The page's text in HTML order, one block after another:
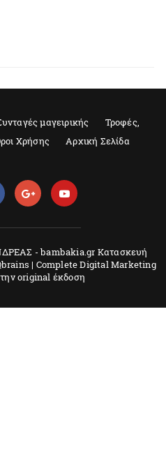
μαγειρικής
Τροφές,
Χρήσης Αρχική Σελίδα
- bambakia.gr Κατασκευή
| Complete Digital Marketing
την original έκδοση